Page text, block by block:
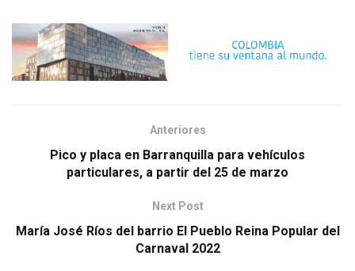
Anteriores
Pico y placa en Barranquilla para vehículos
particulares, a partir del 25 de marzo
Next Post
María José Ríos del barrio El Pueblo Reina Popular del
Carnaval 2022